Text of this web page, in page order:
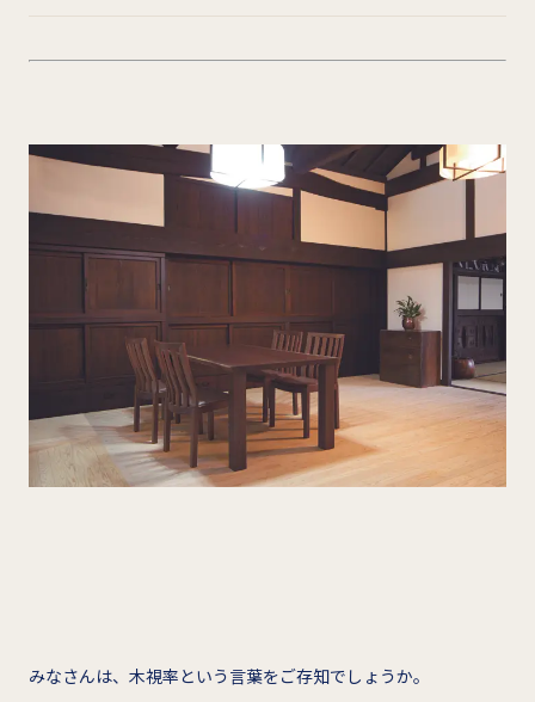
みなさんは、木視率という言葉をご存知でしょうか。